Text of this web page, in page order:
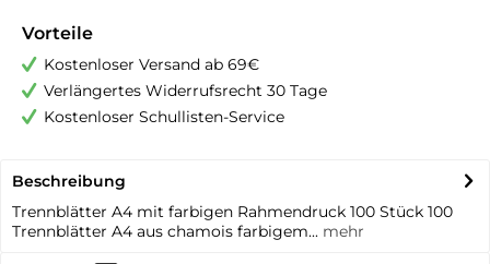
Vorteile
Kostenloser Versand ab 69€
Verlängertes Widerrufsrecht 30 Tage
Kostenloser Schullisten-Service
Beschreibung
Trennblätter A4 mit farbigen Rahmendruck 100 Stück 100
Trennblätter A4 aus chamois farbigem... mehr